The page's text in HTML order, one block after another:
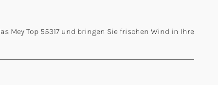
Mey Top 55317 und bringen Sie frischen Wind in Ihre